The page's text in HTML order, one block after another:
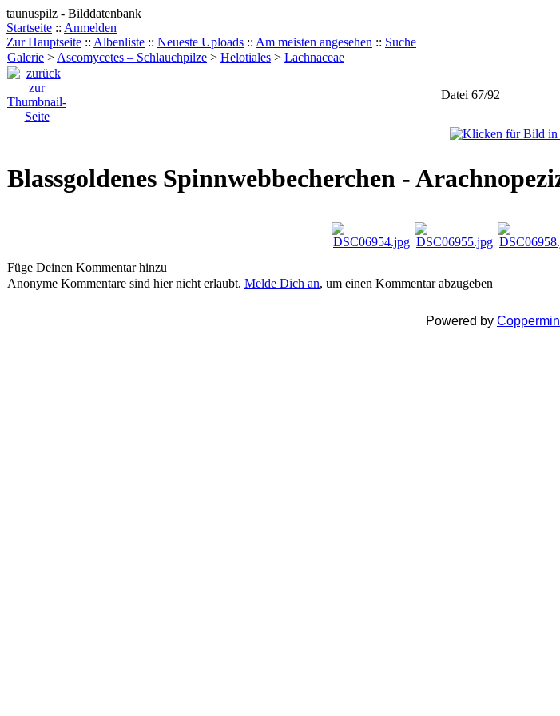
taunuspilz - Bilddatenbank
Startseite :: Anmelden
Zur Hauptseite :: Albenliste :: Neueste Uploads :: Am meisten angesehen :: Suche
Galerie > Ascomycetes – Schlauchpilze > Helotiales > Lachnaceae
Datei 67/92
Blassgoldenes Spinnwebbecherchen -
Füge Deinen Kommentar hinzu
Anonyme Kommentare sind hier nicht erlaubt. Melde Dich an, um einen Kommentar abzugeben
Powered by